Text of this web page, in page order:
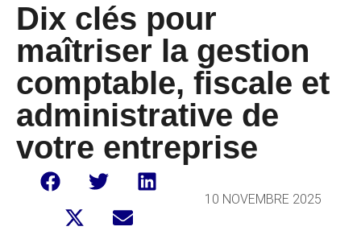
Dix clés pour
maîtriser la gestion
comptable, fiscale et
administrative de
votre entreprise
10 NOVEMBRE 2025